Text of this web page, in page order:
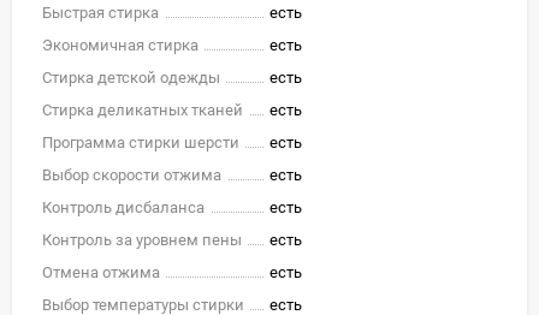
Быстрая стирка
есть
Экономичная стирка
есть
Стирка детской одежды
есть
Стирка деликатных тканей
есть
Программа стирки шерсти
есть
Выбор скорости отжима
есть
Контроль дисбаланса
есть
Контроль за уровнем пены
есть
Отмена отжима
есть
Выбор температуры стирки
есть